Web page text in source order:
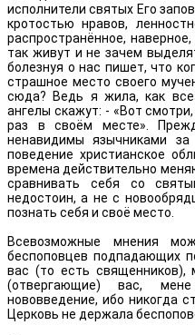
исполнители святых Его
кротостью нравов,
распространённое,
так живут и не зачем
болезнуя о нас пишет, что
страшное место своего
сюда? Ведь я жила, как
ангелы скажут: - «Вот
раз в своём месте».
ненавидимы язычниками
поведение христианское
времена действительно
сравнивать себя со
недостоин, а не с
познать себя и своё место.
Всевозможные мнения
беспоповцев подпадающих
вас (то есть
(отвергающие) вас, мене
нововведение, ибо никогда
Церковь не держала